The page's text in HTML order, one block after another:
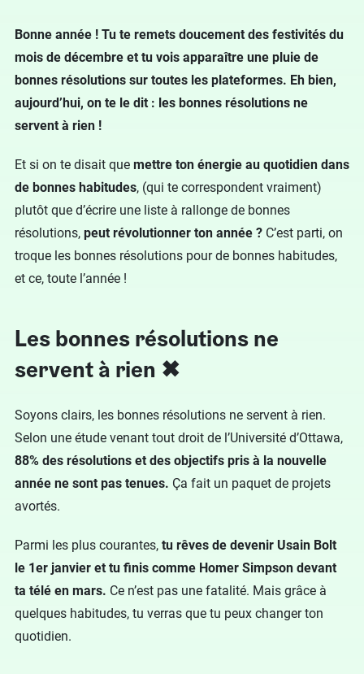
Bonne année ! Tu te remets doucement des festivités du
mois de décembre et tu vois apparaître une pluie de
bonnes résolutions sur toutes les plateformes. Eh bien,
aujourd’hui, on te le dit : les bonnes résolutions ne
servent à rien !
Et si on te disait que mettre ton énergie au quotidien dans
de bonnes habitudes, (qui te correspondent vraiment)
plutôt que d’écrire une liste à rallonge de bonnes
résolutions, peut révolutionner ton année ? C’est parti, on
troque les bonnes résolutions pour de bonnes habitudes,
et ce, toute l’année !
Les bonnes résolutions ne
servent à rien ✖
Soyons clairs, les bonnes résolutions ne servent à rien.
Selon une étude venant tout droit de l’Université d’Ottawa,
88% des résolutions et des objectifs pris à la nouvelle
année ne sont pas tenues. Ça fait un paquet de projets
avortés.
Parmi les plus courantes, tu rêves de devenir Usain Bolt
le 1er janvier et tu finis comme Homer Simpson devant
ta télé en mars. Ce n’est pas une fatalité. Mais grâce à
quelques habitudes, tu verras que tu peux changer ton
quotidien.